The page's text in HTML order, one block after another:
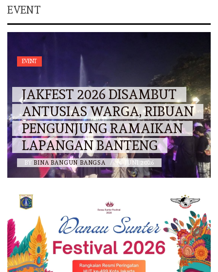
EVENT
EVENT
JAKFEST 2026 DISAMBUT
ANTUSIAS WARGA, RIBUAN
PENGUNJUNG RAMAIKAN
LAPANGAN BANTENG
BY BINA BANGUN BANGSA / 14 JUNI 2026